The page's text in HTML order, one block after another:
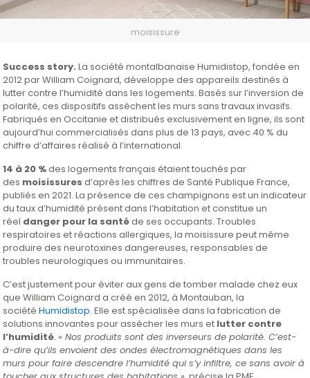
moisissure
Success story. La société montalbanaise Humidistop, fondée en
2012 par William Coignard, développe des appareils destinés à
lutter contre l’humidité dans les logements. Basés sur l’inversion de
polarité, ces dispositifs assèchent les murs sans travaux invasifs.
Fabriqués en Occitanie et distribués exclusivement en ligne, ils sont
aujourd’hui commercialisés dans plus de 13 pays, avec 40 % du
chiffre d’affaires réalisé à l’international.
14 à 20 %des logements français étaient touchés par
des moisissures d’après les chiffres de Santé Publique France,
publiés en 2021. La présence de ces champignons est un indicateur
du taux d’humidité présent dans l’habitation et constitue un
réel danger pour la santéde ses occupants. Troubles
respiratoires et réactions allergiques, la moisissure peut même
produire des neurotoxines dangereuses, responsables de
troubles neurologiques ou immunitaires.
C’est justement pour éviter aux gens de tomber malade chez eux
que William Coignard a créé en 2012, à Montauban, la
sociétéHumidistop. Elle est spécialisée dans la fabrication de
solutions innovantes pour assécher les murs et lutter contre
l’humidité.« Nos produits sont des inverseurs de polarité. C’est-
à-dire qu’ils envoient des ondes électromagnétiques dans les
murs pour faire descendre l’humidité qui s’y infiltre, ce sans avoir à